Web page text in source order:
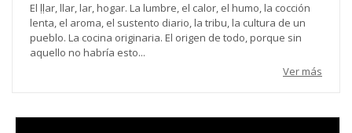
El ḷḷar, llar, lar, hogar. La lumbre, el calor, el humo, la cocción
lenta, el aroma, el sustento diario, la tribu, la cultura de un
pueblo. La cocina originaria. El origen de todo, porque sin
aquello no habría esto...
Ver más